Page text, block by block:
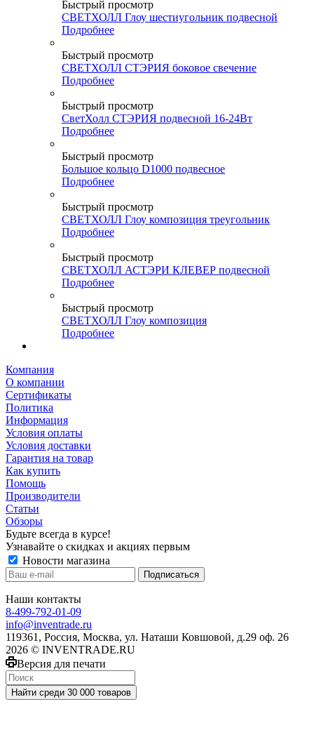
Быстрый просмотр
СВЕТХОЛЛ Глоу шестиугольник подвесной
Подробнее
Быстрый просмотр
СВЕТХОЛЛ СТЭРИЯ боковое свечение
Подробнее
Быстрый просмотр
СветХолл СТЭРИЯ подвесной 16-24Вт
Подробнее
Быстрый просмотр
Большое кольцо D1000 подвесное
Подробнее
Быстрый просмотр
СВЕТХОЛЛ Глоу композиция треугольник
Подробнее
Быстрый просмотр
СВЕТХОЛЛ АСТЭРИ КЛЕВЕР подвесной
Подробнее
Быстрый просмотр
СВЕТХОЛЛ Глоу композиция
Подробнее
Компания
О компании
Сертификаты
Политика
Информация
Условия оплаты
Условия доставки
Гарантия на товар
Как купить
Помощь
Производители
Статьи
Обзоры
Будьте всегда в курсе!
Узнавайте о скидках и акциях первым
Новости магазина
Наши контакты
8-499-792-01-09
info@inventrade.ru
119361, Россия, Москва, ул. Наташи Ковшовой, д.29 оф. 26
2026 © INVENTRADE.RU
Версия для печати
Найти среди 30 000 товаров